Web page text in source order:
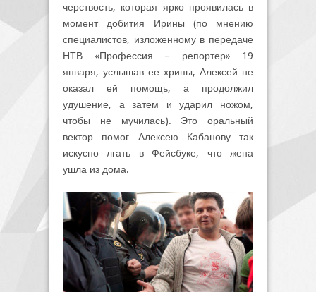
черствость, которая ярко проявилась в
момент добития Ирины (по мнению
специалистов, изложенному в передаче
НТВ «Профессия – репортер» 19
января, услышав ее хрипы, Алексей не
оказал ей помощь, а продолжил
удушение, а затем и ударил ножом,
чтобы не мучилась). Это оральный
вектор помог Алексею Кабанову так
искусно лгать в Фейсбуке, что жена
ушла из дома.